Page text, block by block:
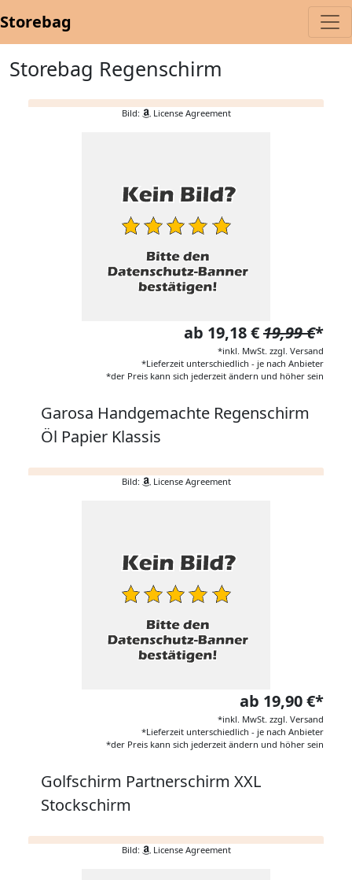
Storebag
Storebag Regenschirm
Bild: License Agreement
ab 19,18 €19,99 €*
*inkl. MwSt. zzgl. Versand
*Lieferzeit unterschiedlich - je nach Anbieter
*der Preis kann sich jederzeit ändern und höher sein
Garosa Handgemachte Regenschirm
Öl Papier Klassis
Bild: License Agreement
ab 19,90 €*
*inkl. MwSt. zzgl. Versand
*Lieferzeit unterschiedlich - je nach Anbieter
*der Preis kann sich jederzeit ändern und höher sein
Golfschirm Partnerschirm XXL
Stockschirm
Bild: License Agreement